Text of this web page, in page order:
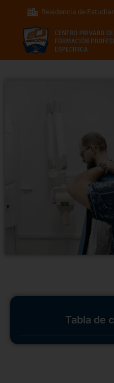
Residencia de
Tabla de